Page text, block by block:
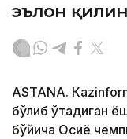
эълон
ASTANА.
бўлиб ўтадиган
бўйича Осиё